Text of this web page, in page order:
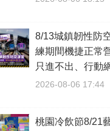
8/13城鎮韌性防
練期間機捷正常
只進不出、行動
2026-08-06 17:44
桃園冷飲節8/21